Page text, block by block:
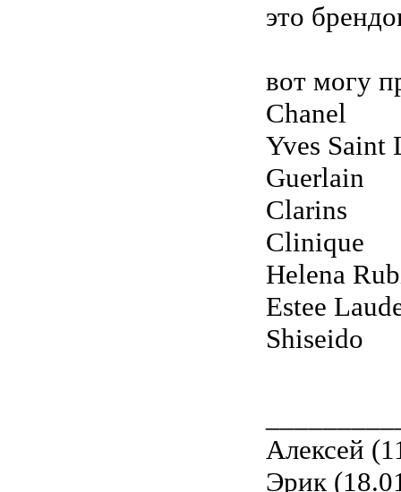
это
вот могу
Chanel
Yves Saint
Guerlain
Clarins
Clinique
Helena
Estee
Shiseido
Алексей
Эрик